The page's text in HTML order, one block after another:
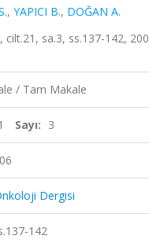
, YAPICI B., DOĞAN A.
sa.3, ss.137-142,
/ Tam Makale
Sayı: 3
Dergisi
142